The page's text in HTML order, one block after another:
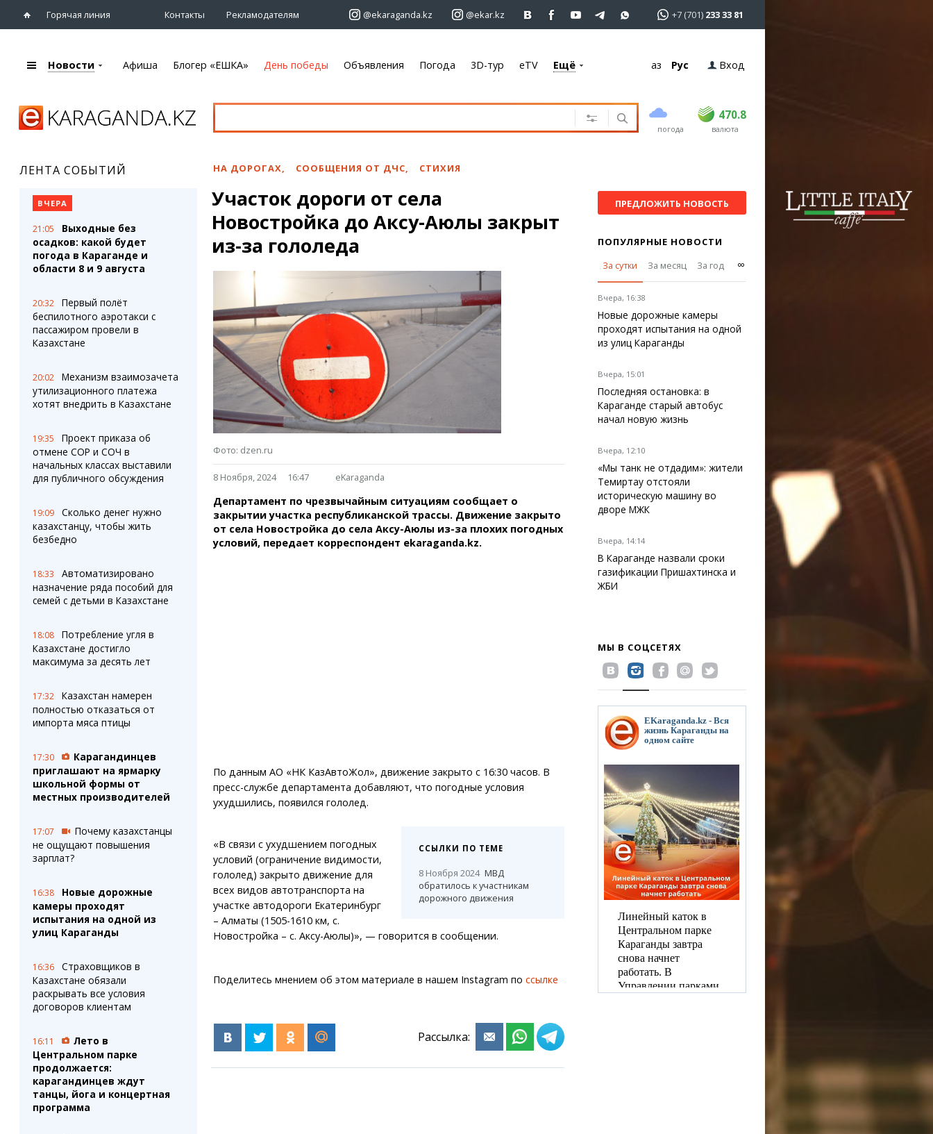
Горячая линия Контакты Рекламодателям @ekaraganda.kz @ekar.kz +7 (701) 233 33 81
Караганды
eTV
Рассылка новостей
Персоны
Интервью
Афиша
Театры
Спорт
Выставки
Цирк и зоопарк
Объявления
Автомобили
Услуги
Электроника
Мебель
Лента блогера
Штрихи
Фотокомиксы
Коллаж недели
Web-камеры
Пробки
Карта Караганды
Организации
Мой участковый
Перекрытие дорог
Караганда
Темиртау
Балхаш
Жезказган
Медиа
Фото
Видео
3D-тур
Timelapse
Сервисы
Переводчик
Справочник
Расписание транспорта
Экстренные службы
Каталог компаний
Купить шины, легко!
Новости Афиша Блогер «ЕШКА» День победы Объявления Погода 3D-тур eTV Ещё Қаз Рус Вход
погода
470.8
USD 468.5 470.8
EUR валюта
ЛЕНТА СОБЫТИЙ
ВЧЕРА
21:05
Выходные без
осадков: какой будет
погода в Караганде и
области 8 и 9 августа
20:32
Первый полёт
беспилотного аэротакси с
пассажиром провели в
Казахстане
20:02
Механизм взаимозачета
утилизационного платежа
хотят внедрить в Казахстане
19:35
Проект приказа об
отмене СОР и СОЧ в
начальных классах выставили
для публичного обсуждения
19:09
Сколько денег нужно
казахстанцу, чтобы жить
безбедно
18:33
Автоматизировано
назначение ряда пособий для
семей с детьми в Казахстане
18:08
Потребление угля в
Казахстане достигло
максимума за десять лет
17:32
Казахстан намерен
полностью отказаться от
импорта мяса птицы
17:30
Карагандинцев
приглашают на ярмарку
школьной формы от
местных производителей
17:07
Почему казахстанцы
не ощущают повышения
зарплат?
16:38
Новые дорожные
камеры проходят
испытания на одной из
улиц Караганды
16:36
Страховщиков в
Казахстане обязали
раскрывать все условия
договоров клиентам
16:11
Лето в
Центральном парке
продолжается:
карагандинцев ждут
танцы, йога и концертная
программа
НА ДОРОГАХ, СООБЩЕНИЯ ОТ ДЧС, СТИХИЯ
Участок дороги от села
Новостройка до Аксу-Аюлы закрыт
из-за гололеда
Фото: dzen.ru
8 Ноября, 2024 16:47 eKaraganda
Департамент по чрезвычайным ситуациям сообщает о
закрытии участка республиканской трассы. Движение закрыто
от села Новостройка до села Аксу-Аюлы из-за плохих погодных
условий, передает корреспондент ekaraganda.kz.
По данным АО «НК КазАвтоЖол», движение закрыто с 16:30 часов. В
пресс-службе департамента добавляют, что погодные условия
ухудшились, появился гололед.
ССЫЛКИ ПО ТЕМЕ
8 Ноября 2024 МВД
обратилось к участникам
дорожного движения
«В связи с ухудшением погодных
условий (ограничение видимости,
гололед) закрыто движение для
всех видов автотранспорта на
участке автодороги Екатеринбург
– Алматы (1505-1610 км, с.
Новостройка – с. Аксу-Аюлы)», — говорится в сообщении.
Поделитесь мнением об этом материале в нашем Instagram по ссылке
Рассылка:
ПРЕДЛОЖИТЬ НОВОСТЬ
ПОПУЛЯРНЫЕ НОВОСТИ
За сутки
За месяц За год ∞
Вчера, 16:38
Новые дорожные камеры
проходят испытания на одной
из улиц Караганды
Вчера, 15:01
Последняя остановка: в
Караганде старый автобус
начал новую жизнь
Вчера, 12:10
«Мы танк не отдадим»: жители
Темиртау отстояли
историческую машину во
дворе МЖК
Вчера, 14:14
В Караганде назвали сроки
газификации Пришахтинска и
ЖБИ
МЫ В СОЦСЕТЯХ
EKaraganda.kz - Вся
жизнь Караганды на
одном сайте